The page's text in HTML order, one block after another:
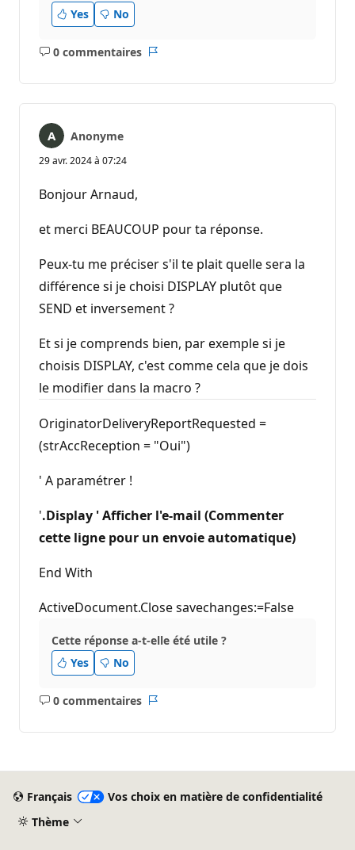
Yes
No
0 commentaires
Aucun
Anonyme
29 avr. 2024 à 07:24
Bonjour Arnaud,
et merci BEAUCOUP pour ta réponse.
Peux-tu me préciser s'il te plait quelle sera la
différence si je choisi DISPLAY plutôt que
SEND et inversement ?
Et si je comprends bien, par exemple si je
choisis DISPLAY, c'est comme cela que je dois
le modifier dans la macro ?
OriginatorDeliveryReportRequested =
(strAccReception = "Oui")
' A paramétrer !
'.Display ' Afficher l'e-mail (Commenter
cette ligne pour un envoie automatique)
End With
ActiveDocument.Close savechanges:=False
Cette réponse a-t-elle été utile ?
Yes
No
0 commentaires
Aucun
Français
Vos choix en matière de confidentialité
Thème